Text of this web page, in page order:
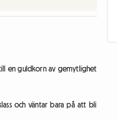
en guldkorn av gemytlighet
och väntar bara på att bli